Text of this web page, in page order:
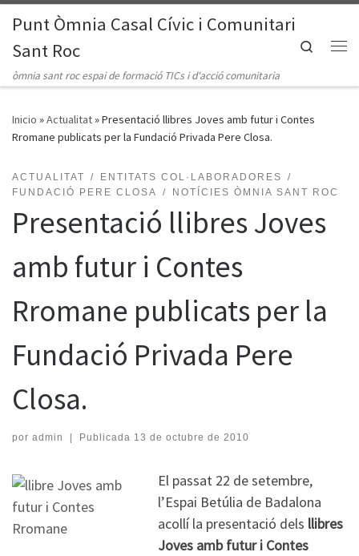
Saltar al contenido
Punt Òmnia Casal Cívic i Comunitari
Sant Roc
òmnia sant roc espai de formació TICs i d'acció comunitaria
Search
Inicio »Actualitat»Presentació llibres Joves amb futur i Contes
Rromane publicats per la Fundació Privada Pere Closa.
ACTUALITAT
ENTITATS COL·LABORADORES
FUNDACIÓ PERE CLOSA
NOTÍCIES ÒMNIA SANT ROC
Presentació llibres Joves
amb futur i Contes
Rromane publicats per la
Fundació Privada Pere
Closa.
por admin | Publicada 13 de octubre de 2010
El passat 22 de setembre,
l’Espai Betúlia de Badalona
acollí la presentació dels llibres
Joves amb futur i Contes